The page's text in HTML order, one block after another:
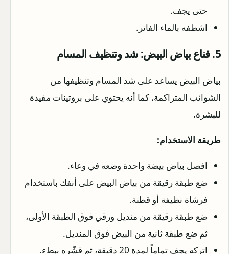
حتى يجف.
اشطفه بالماء الفاتر.
5. قناع بياض البيض: شد وتنظيف المسام
بياض البيض يساعد على شد المسام وتنظيفها من
الشوائب المتراكمة، كما أنه يحتوي على بروتينات مفيدة
للبشرة.
طريقة الاستخدام:
افصل بياض بيضة واحدة وضعه في وعاء.
ضع طبقة رقيقة من بياض البيض على أنفك باستخدام
فرشاة نظيفة أو قطنة.
ضع طبقة رقيقة من منديل ورقي فوق الطبقة الأولى،
ثم ضع طبقة ثانية من البيض فوق المنديل.
اتركه يجف تماماً لمدة 20 دقيقة، ثم قشّره ببطء.